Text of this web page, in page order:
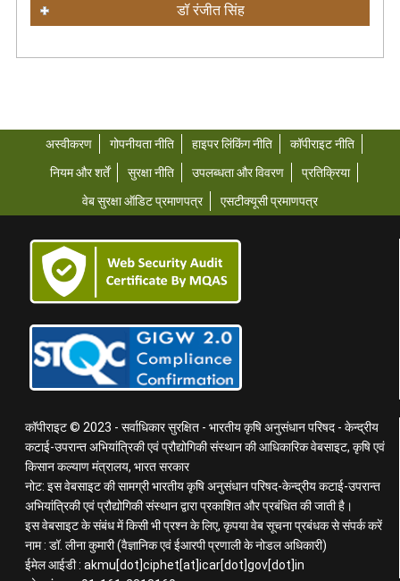
डॉ रंजीत सिंह
अस्वीकरण गोपनीयता नीति हाइपर लिंकिंग नीति
कॉपीराइट नीति
नियम और शर्तें
सुरक्षा नीति उपलब्धता और विवरण
प्रतिक्रिया
वेब सुरक्षा ऑडिट प्रमाणपत्र
एसटीक्यूसी प्रमाणपत्र
कॉपीराइट © 2023 - सर्वाधिकार सुरक्षित - भारतीय कृषि अनुसंधान परिषद - केन्द्रीय
कटाई-उपरान्त अभियांत्रिकी एवं प्रौद्योगिकी संस्थान की आधिकारिक वेबसाइट, कृषि एवं
किसान कल्याण मंत्रालय, भारत सरकार
नोट: इस वेबसाइट की सामग्री भारतीय कृषि अनुसंधान परिषद-केन्द्रीय कटाई-उपरान्त
अभियांत्रिकी एवं प्रौद्योगिकी संस्थान द्वारा प्रकाशित और प्रबंधित की जाती है।
इस वेबसाइट के संबंध में किसी भी प्रश्न के लिए, कृपया वेब सूचना प्रबंधक से संपर्क करें
नाम : डॉ. लीना कुमारी (वैज्ञानिक एवं ईआरपी प्रणाली के नोडल अधिकारी)
ईमेल आईडी : akmu[dot]ciphet[at]icar[dot]gov[dot]in